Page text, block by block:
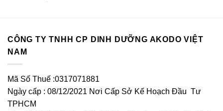
CÔNG TY TNHH CP DINH DƯỠNG AKODO VIỆT
NAM
Mã Số Thuế :0317071881
Ngày cấp : 08/12/2021 Nơi Cấp Sở Kế Hoạch Đầu Tư
TPHCM